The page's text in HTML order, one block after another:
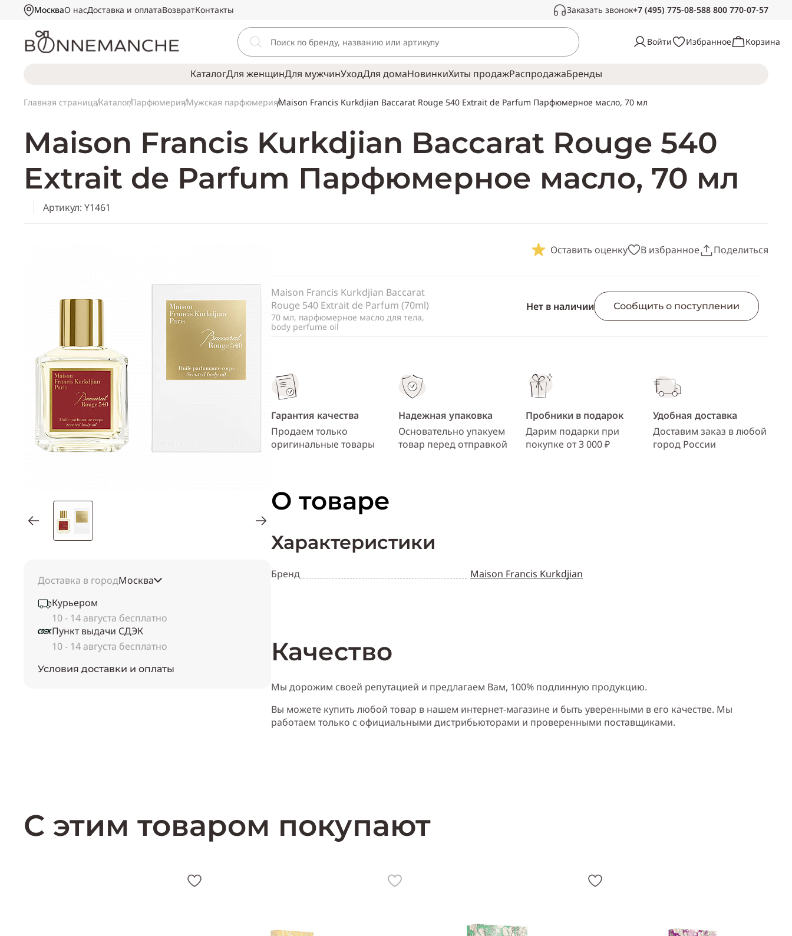
МоскваО насДоставка и оплатаВозвратКонтакты Заказать звонок+7 (495) 775-08-588 800 770-07-57
Связаться с нами
ответим на ваши вопросы
Войти Избранное Корзина
КаталогДля женщинДля мужчинУходДля домаНовинкиХиты продажРаспродажаБрeнды
Главная страницаКаталогПарфюмерияМужская парфюмерияMaison Francis Kurkdjian Baccarat Rouge 540 Extrait de Parfum Парфюмерное масло, 70 мл
Maison Francis Kurkdjian Baccarat Rouge 540
Extrait de Parfum Парфюмерное масло, 70 мл
Артикул: Y1461
Доставка в городМосква
Курьером
10 - 14 августа бесплатно
Пункт выдачи СДЭК
10 - 14 августа бесплатно
Условия доставки и оплаты
Оставить оценку В избранное Поделиться
Telegram
Одноклассники
Maison Francis Kurkdjian Baccarat
Rouge 540 Extrait de Parfum (70ml)
70 мл, парфюмерное масло для тела,
body perfume oil
Нет в наличии Сообщить о поступлении
Гарантия качества
Продаем только
оригинальные товары
Надежная упаковка
Основательно упакуем
товар перед отправкой
Пробники в подарок
Дарим подарки при
покупке от 3 000 ₽
Удобная доставка
Доставим заказ в любой
город России
О товаре
Характеристики
Бренд Maison Francis Kurkdjian
Качество
Мы дорожим своей репутацией и предлагаем Вам, 100% подлинную продукцию.
Вы можете купить любой товар в нашем интернет-магазине и быть уверенными в его качестве. Мы
работаем только с официальными дистрибьюторами и проверенными поставщиками.
С этим товаром покупают